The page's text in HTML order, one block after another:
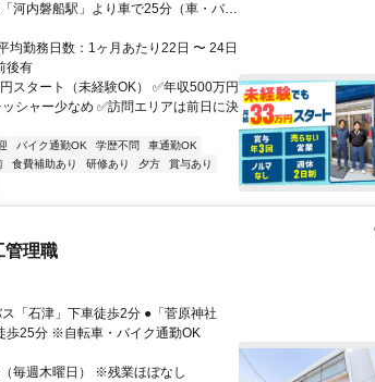
河内磐船駅」より車で25分（車・バイ
均勤務日数：1ヶ月あたり22日 〜 24日
後有
スタート（未経験OK） ✅年収500万円
シャー少なめ ✅訪問エリアは前日に決
バイク通勤OK 学歴不問
車通勤OK
食費補助あり 研修あり 夕方
賞与あり
管理職
歩25分 ※自転車・バイク通勤OK
毎週木曜日） ※残業ほぼなし